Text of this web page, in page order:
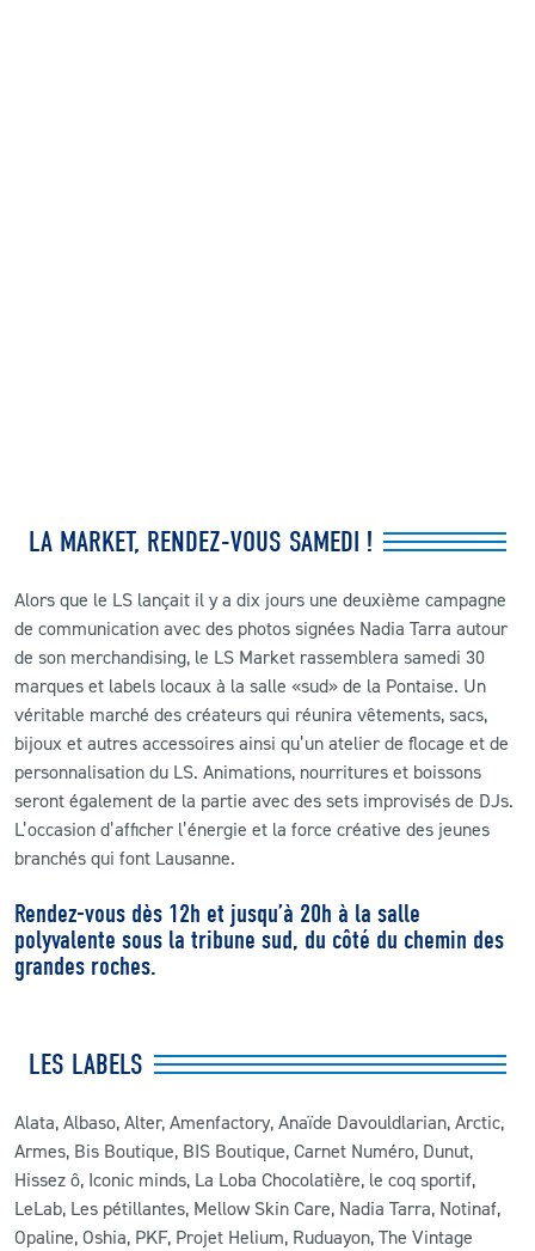
LA MARKET, RENDEZ-VOUS SAMEDI !
Alors que le LS lançait il y a dix jours une deuxième campagne
de communication avec des photos signées Nadia Tarra autour
de son merchandising, le LS Market rassemblera samedi 30
marques et labels locaux à la salle «sud» de la Pontaise. Un
véritable marché des créateurs qui réunira vêtements, sacs,
bijoux et autres accessoires ainsi qu’un atelier de flocage et de
personnalisation du LS. Animations, nourritures et boissons
seront également de la partie avec des sets improvisés de DJs.
L’occasion d’afficher l’énergie et la force créative des jeunes
branchés qui font Lausanne.
Rendez-vous dès 12h et jusqu’à 20h à la salle
polyvalente sous la tribune sud, du côté du chemin des
grandes roches.
LES LABELS
Alata, Albaso, Alter, Amenfactory, Anaïde Davouldlarian, Arctic,
Armes, Bis Boutique, BIS Boutique, Carnet Numéro, Dunut,
Hissez ô, Iconic minds, La Loba Chocolatière, le coq sportif,
LeLab, Les pétillantes, Mellow Skin Care, Nadia Tarra, Notinaf,
Opaline, Oshia, PKF, Projet Helium, Ruduayon, The Vintage